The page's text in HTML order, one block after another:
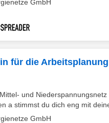
GmbH
für die
Mittel- und
a stimmst du dich eng mit
GmbH